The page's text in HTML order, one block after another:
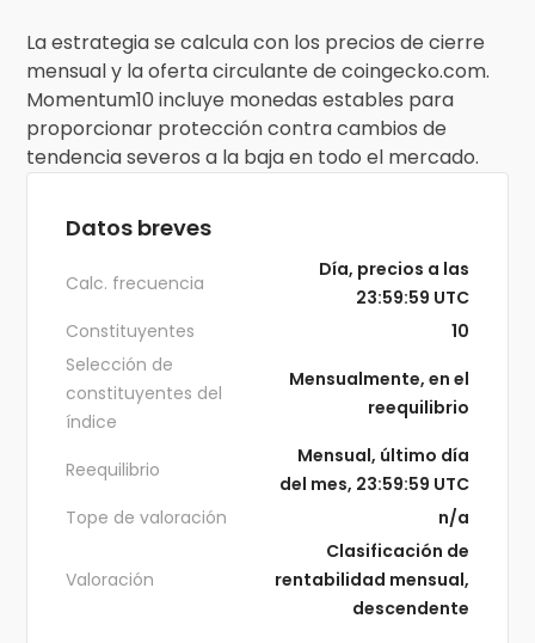
La estrategia se calcula con los precios de cierre
mensual y la oferta circulante de coingecko.com.
Momentum10 incluye monedas estables para
proporcionar protección contra cambios de
tendencia severos a la baja en todo el mercado.
Datos breves
Calc. frecuencia
Día, precios a las
23:59:59 UTC
Constituyentes
10
Selección de
constituyentes del
índice
Mensualmente, en el
reequilibrio
Reequilibrio
Mensual, último día
del mes, 23:59:59 UTC
Tope de valoración
n/a
Valoración
Clasificación de
rentabilidad mensual,
descendente